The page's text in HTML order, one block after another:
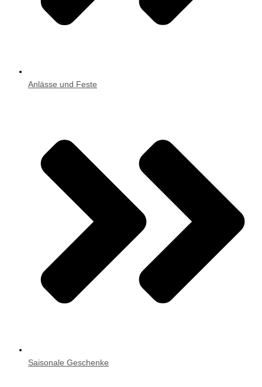
Anlässe und Feste
Saisonale Geschenke